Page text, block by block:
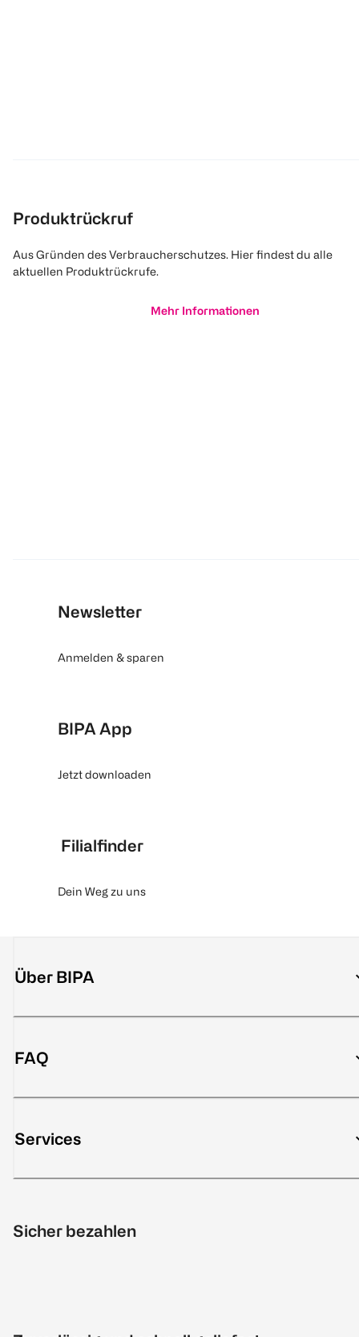
Produktrückruf
Aus Gründen des Verbraucherschutzes. Hier findest du alle
aktuellen Produktrückrufe.
Mehr Informationen
Newsletter
Anmelden & sparen
BIPA App
Jetzt downloaden
Filialfinder
Dein Weg zu uns
Über BIPA
FAQ
Services
Sicher bezahlen